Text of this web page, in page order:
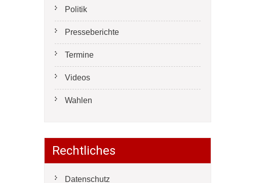
Politik
Presseberichte
Termine
Videos
Wahlen
Rechtliches
Datenschutz